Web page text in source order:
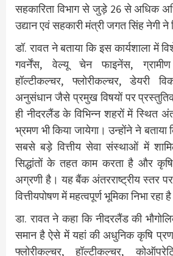
सहकारिता विभाग से जुड़े 26 से अधिक
उद्यान एवं सहकारी मंत्री जगत सिंह नेगी ने
डॉ. रावत ने बताया कि इस कार्यशाला में
गवर्नेंस, वेल्यू चेन फाइनेंस, ग्रामीण
हॉल्टीकल्चर, फ्लोरीकल्चर, डेयरी
अनुसंधान जैसे प्रमुख विषयों पर
ही नीदरलैंड के विभिन्न शहरों में स्थित
भ्रमण भी किया जायेगा। उन्होंने ने
सबसे बड़े वित्तीय सेवा संस्थाओं में
सिद्धांतों के तहत काम करता है और कृषि
अग्रणी है। यह बैंक अंतरराष्ट्रीय स्तर
वित्तीयपोषण में महत्वपूर्ण भूमिका निभा रहा
डा. रावत ने कहा कि नीदरलैंड की
समान है ऐसे में यहां की अधुनिक कृषि
फ्लोरीकल्चर, हॉल्टीकल्चर,